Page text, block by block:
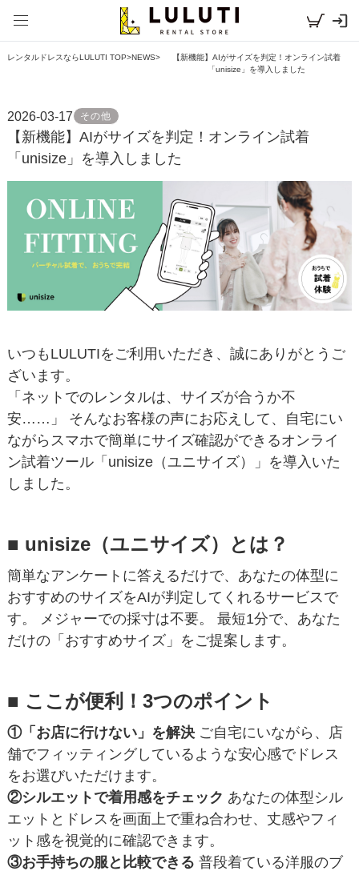
レンタルドレスならLULUTI TOP>NEWS>
【新機能】AIがサイズを判定！オンライン試着
「unisize」を導入しました
2026-03-17 その他
【新機能】AIがサイズを判定！オンライン試着
「unisize」を導入しました
いつもLULUTIをご利用いただき、誠にありがとうご
ざいます。
「ネットでのレンタルは、サイズが合うか不
安……」 そんなお客様の声にお応えして、自宅にい
ながらスマホで簡単にサイズ確認ができるオンライ
ン試着ツール「unisize（ユニサイズ）」を導入いた
しました。
■ unisize（ユニサイズ）とは？
簡単なアンケートに答えるだけで、あなたの体型に
おすすめのサイズをAIが判定してくれるサービスで
す。 メジャーでの採寸は不要。 最短1分で、あなた
だけの「おすすめサイズ」をご提案します。
■ ここが便利！3つのポイント
①「お店に行けない」を解決ご自宅にいながら、店
舗でフィッティングしているような安心感でドレス
をお選びいただけます。
②シルエットで着用感をチェック あなたの体型シル
エットとドレスを画面上で重ね合わせ、丈感やフィ
ット感を視覚的に確認できます。
③お手持ちの服と比較できる 普段着ている洋服のブ